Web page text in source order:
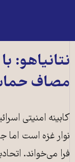
نتانیاهو:
مصاف
کابینه امنیتی
نوار غزه است
فرا می‌خواند.